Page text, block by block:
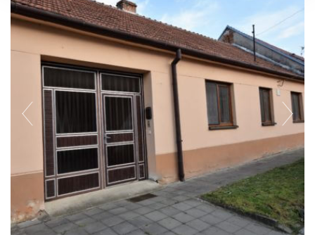
Typ nemovitosti
Lokalita
Maximální cena